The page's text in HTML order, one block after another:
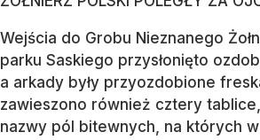
Wejścia do Grobu Nieznanego
parku Saskiego przysłonięto
a arkady były przyozdobione
zawieszono również cztery
nazwy pól bitewnych, na których